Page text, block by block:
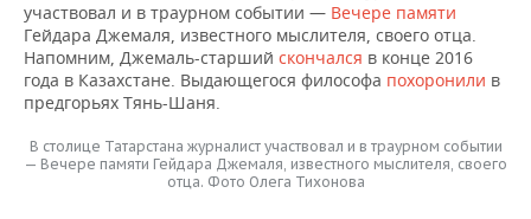
участвовал и в траурном событии — Вечере памяти
Гейдара Джемаля, известного мыслителя, своего отца.
Напомним, Джемаль-старший скончался в конце 2016
года в Казахстане. Выдающегося философа похоронили в
предгорьях Тянь-Шаня.
В столице Татарстана журналист участвовал и в траурном событии
— Вечере памяти Гейдара Джемаля, известного мыслителя, своего
отца. Фото Олега Тихонова